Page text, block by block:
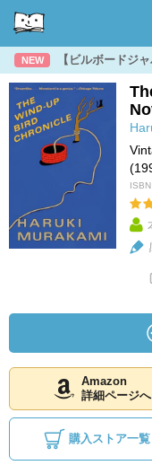
NEW 【ビルボードジ
Amazon
詳細ページへ
購入ストア一覧